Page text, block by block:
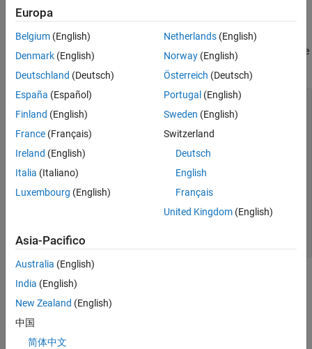
Elenco dei codici BasicClass
Vedi anche
Iniziare la definizione di una classe con un bloccoclassdef
ClassName ...end
, quindi definire le proprietà e i metodi della classe
classdef BasicClass
properties
end
methods
function
         r = round([obj.Value],2);
function r = multiplyBy(obj,n)
         r = [obj.Value]*n;
end
Per un riepilogo della sintassi delle classi, vedere
Per utilizzare la classe:
Salvare la definizione della classe in un file
Europa
Belgium (English)
Denmark (English)
Deutschland (Deutsch)
España (Español)
Finland (English)
France (Français)
Ireland (English)
Italia (Italiano)
Luxembourg (English)
Netherlands(English)
Norway(English)
Österreich (Deutsch)
Portugal (English)
Sweden (English)
Switzerland
Deutsch
English
Français
United Kingdom(English)
Asia-Pacifico
Australia (English)
India (English)
New Zealand (English)
中国
简体中文